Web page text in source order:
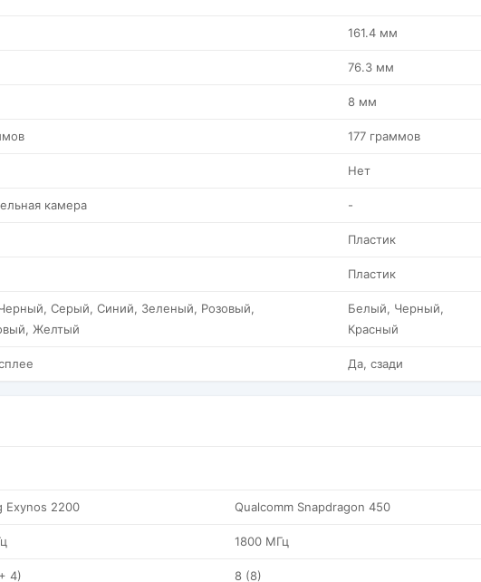
161.4 мм
76.3 мм
8 мм
177 граммов
Нет
камера -
Пластик
Пластик
Серый, Синий, Зеленый, Розовый,
Желтый
Белый, Черный,
Красный
Да, сзади
Exynos 2200 Qualcomm Snapdragon 450
1800 МГц
4) 8 (8)